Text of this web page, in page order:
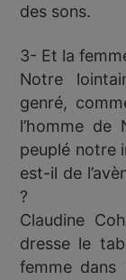
des sons.
3- Et la
Notre
genré,
l’homme de
peuplé notre
est-il de
?
Claudine
dresse le
femme dans